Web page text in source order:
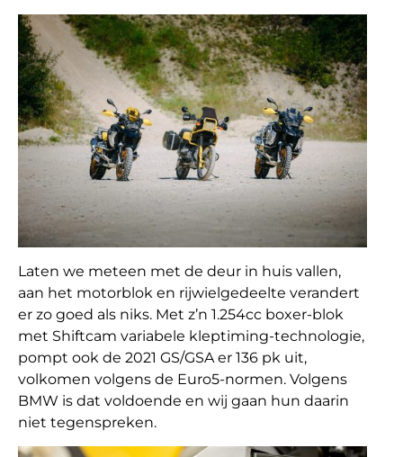
Laten we meteen met de deur in huis vallen,
aan het motorblok en rijwielgedeelte verandert
er zo goed als niks. Met z’n 1.254cc boxer-blok
met Shiftcam variabele kleptiming-technologie,
pompt ook de 2021 GS/GSA er 136 pk uit,
volkomen volgens de Euro5-normen. Volgens
BMW is dat voldoende en wij gaan hun daarin
niet tegenspreken.